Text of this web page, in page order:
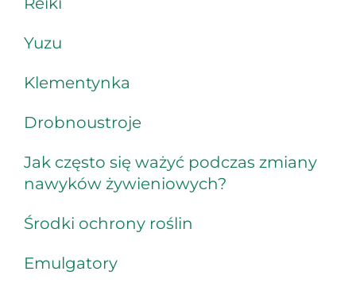
Yuzu
Klementynka
Drobnoustroje
Jak często się ważyć podczas zmiany
nawyków żywieniowych?
Środki ochrony roślin
Emulgatory